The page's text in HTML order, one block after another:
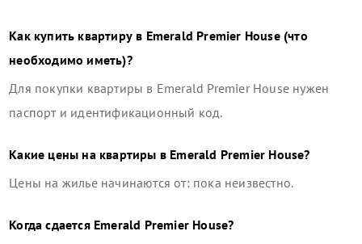
Как купить квартиру в Emerald Premier House(что
необходимо иметь)?
Для покупки квартиры в Emerald Premier House нужен
паспорт и идентификационный код.
Какие цены на квартиры в Emerald Premier House?
Цены на жилье начинаются от: пока неизвестно.
Когда сдается Emerald Premier House?